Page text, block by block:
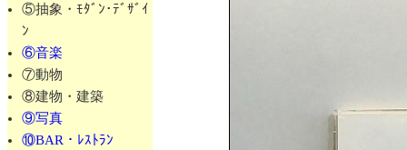
⑤抽象・ﾓﾀﾞﾝ･ﾃﾞｻﾞｲ
ﾝ
⑥音楽
⑦動物
⑧建物・建築
⑨写真
⑩BAR・ﾚｽﾄﾗﾝ